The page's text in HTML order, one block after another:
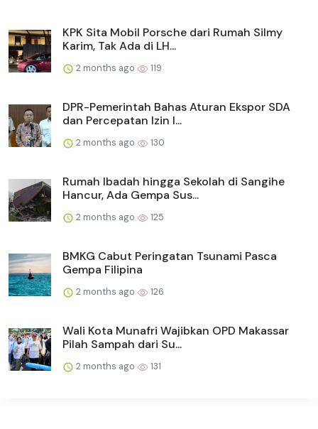
KPK Sita Mobil Porsche dari Rumah Silmy
Karim, Tak Ada di LH...
2 months ago 119
DPR-Pemerintah Bahas Aturan Ekspor SDA
dan Percepatan Izin I...
2 months ago 130
Rumah Ibadah hingga Sekolah di Sangihe
Hancur, Ada Gempa Sus...
2 months ago 125
BMKG Cabut Peringatan Tsunami Pasca
Gempa Filipina
2 months ago 126
Wali Kota Munafri Wajibkan OPD Makassar
Pilah Sampah dari Su...
2 months ago 131